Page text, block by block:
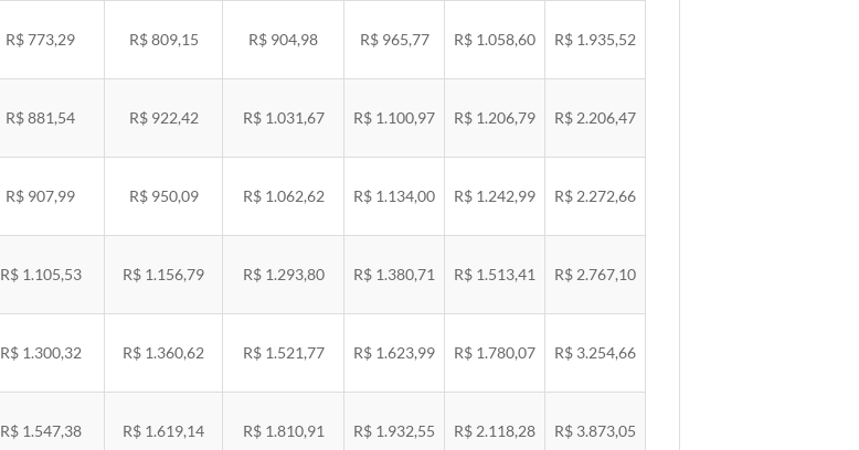
R$ 773,29 R$ 809,15 R$ 904,98 R$ 965,77 R$ 1.058,60 R$ 1.935,52
R$ 881,54 R$ 922,42 R$ 1.031,67 R$ 1.100,97 R$ 1.206,79 R$ 2.206,47
R$ 907,99 R$ 950,09 R$ 1.062,62 R$ 1.134,00 R$ 1.242,99 R$ 2.272,66
R$ 1.105,53 R$ 1.156,79 R$ 1.293,80 R$ 1.380,71 R$ 1.513,41 R$ 2.767,10
R$ 1.300,32 R$ 1.360,62 R$ 1.521,77 R$ 1.623,99 R$ 1.780,07 R$ 3.254,66
R$ 1.547,38 R$ 1.619,14 R$ 1.810,91 R$ 1.932,55 R$ 2.118,28 R$ 3.873,05